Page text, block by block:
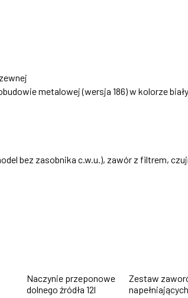
metalowej (wersja 186) w kolorze
bez zasobnika c.w.u.), zawór z filtrem,
Naczynie przeponowe
dolnego źródła 12l
Zestaw
napełniających